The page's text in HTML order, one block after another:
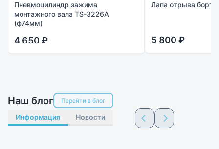
Пневмоцилиндр зажима
монтажного вала TS-3226A
(ф74мм)
4 650 ₽
Лапа отрыва
5 800 ₽
Наш блог Перейти в блог
Информация Новости